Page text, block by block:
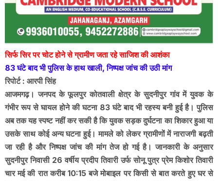
सिर्फ सिर पर चोट होने से ग्रामीण जता रहे साजिश की आशंका
83 घंटे बाद भी पुलिस के हाथ खाली, निष्पक्ष जांच की उठी मांग
रिपोर्ट : आरपी सिंह
आजमगढ़। जनपद के फूलपुर कोतवाली क्षेत्र के सुदनीपुर गांव में युवक के
गंभीर रूप से घायल होने की घटना 83 घंटे बाद भी रहस्य बनी हुई है। पुलिस
अब तक यह स्पष्ट नहीं कर सकी है कि युवक सड़क दुर्घटना का शिकार हुआ या
उसके साथ कोई अन्य घटना हुई। मामले को लेकर ग्रामीणों में नाराजगी बढ़ती
जा रही है और निष्पक्ष जांच की मांग तेज हो गई है। जानकारी के अनुसार
सुदनीपुर निवासी 26 वर्षीय प्रदीप तिवारी उर्फ सोनू पुत्र प्रेम किशोर तिवारी
चार मई की रात करीब 10:15 बजे मोबाइल पर किसी से बात करते हुए घर से